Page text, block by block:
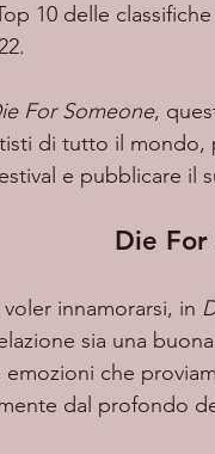
10 delle
For Someone,
di tutto il
e pubblicare il
Die For
voler innamorarsi, in
sia una
che
dal profondo